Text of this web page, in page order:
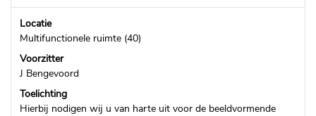
Locatie
Multifunctionele ruimte (40)
Voorzitter
J Bengevoord
Toelichting
Hierbij nodigen wij u van harte uit voor de beeldvormende